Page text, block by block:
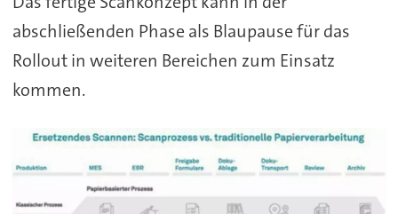
abschließenden Phase als Blaupause für das
Rollout in weiteren Bereichen zum Einsatz
kommen.